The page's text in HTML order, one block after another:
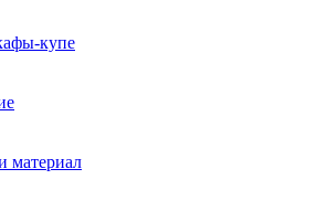
купе
материал